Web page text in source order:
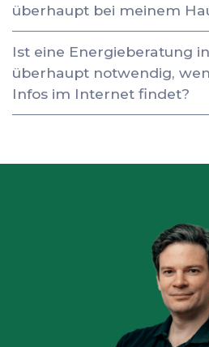
überhaupt bei meinem
Ist eine Energieberatung
überhaupt notwendig,
Infos im Internet findet?